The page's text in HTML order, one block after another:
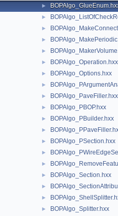
►
►
►
►
►
► BOPAlgo_Operation.hxx
► BOPAlgo_Options.hxx
►
► BOPAlgo_PaveFiller.hxx
► BOPAlgo_PBOP.hxx
► BOPAlgo_PBuilder.hxx
►
► BOPAlgo_PSection.hxx
►
►
► BOPAlgo_Section.hxx
►
►
► BOPAlgo_Splitter.hxx